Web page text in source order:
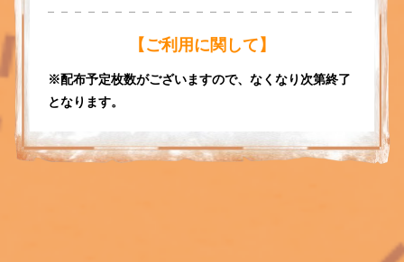
【ご利用に関して】
※配布予定枚数がございますので、なくなり次第終了
となります。